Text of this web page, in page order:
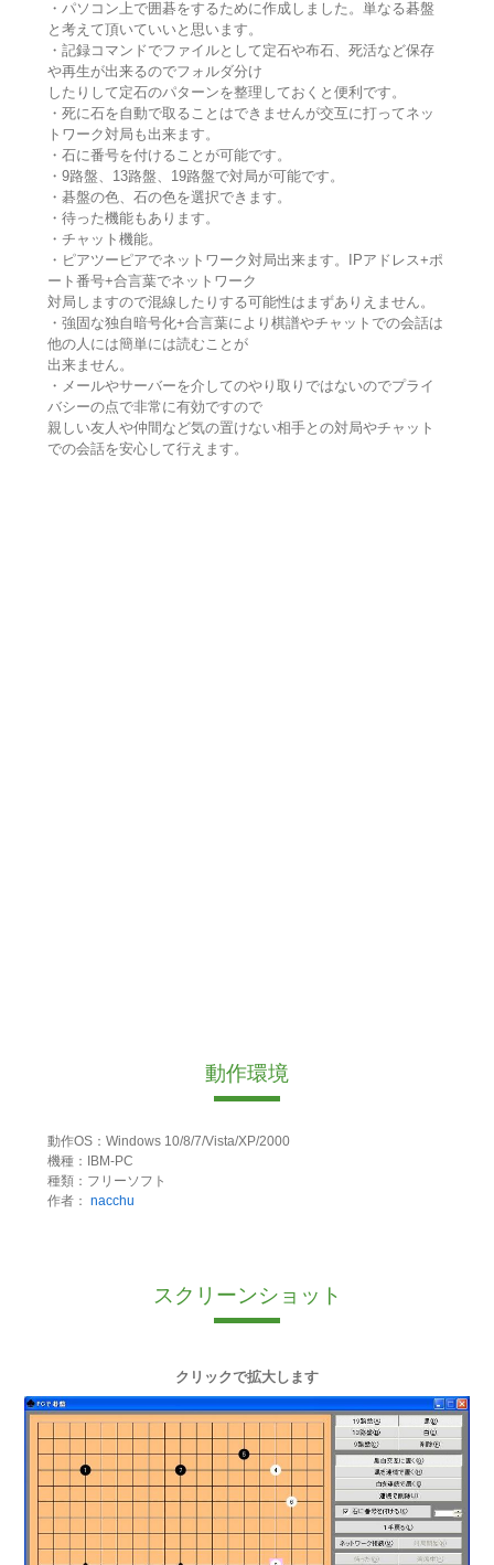
・パソコン上で囲碁をするために作成しました。単なる碁盤
と考えて頂いていいと思います。
・記録コマンドでファイルとして定石や布石、死活など保存
や再生が出来るのでフォルダ分け
したりして定石のパターンを整理しておくと便利です。
・死に石を自動で取ることはできませんが交互に打ってネッ
トワーク対局も出来ます。
・石に番号を付けることが可能です。
・9路盤、13路盤、19路盤で対局が可能です。
・碁盤の色、石の色を選択できます。
・待った機能もあります。
・チャット機能。
・ピアツーピアでネットワーク対局出来ます。IPアドレス+ポ
ート番号+合言葉でネットワーク
対局しますので混線したりする可能性はまずありえません。
・強固な独自暗号化+合言葉により棋譜やチャットでの会話は
他の人には簡単には読むことが
出来ません。
・メールやサーバーを介してのやり取りではないのでプライ
バシーの点で非常に有効ですので
親しい友人や仲間など気の置けない相手との対局やチャット
での会話を安心して行えます。
動作環境
動作OS：Windows 10/8/7/Vista/XP/2000
機種：IBM-PC
種類：フリーソフト
作者： nacchu
スクリーンショット
クリックで拡大します